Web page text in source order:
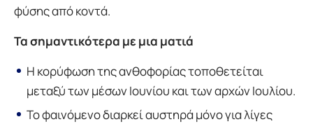
φύσης από κοντά.
Τα σημαντικότερα με μια ματιά
Η κορύφωση της ανθοφορίας τοποθετείται
μεταξύ των μέσων Ιουνίου και των αρχών Ιουλίου.
Το φαινόμενο διαρκεί αυστηρά μόνο για λίγες